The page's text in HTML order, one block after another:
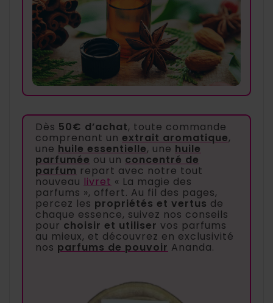
Dès 50€ d’achat, toute commande
comprenant un extrait aromatique,
une huile essentielle, une huile
parfumée ou un concentré de
parfum repart avec notre tout
nouveau livret « La magie des
parfums », offert. Au fil des pages,
percez les propriétés et vertus de
chaque essence, suivez nos conseils
pour choisir et utiliser vos parfums
au mieux, et découvrez en exclusivité
nos parfums de pouvoir Ananda.